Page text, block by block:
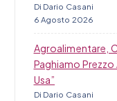
Di Dario Casani
6 Agosto 2026
Agroalimentare,
Paghiamo
Usa”
Di Dario Casani